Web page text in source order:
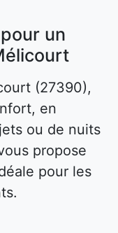
un
(27390),
en
ou de nuits
propose
pour les